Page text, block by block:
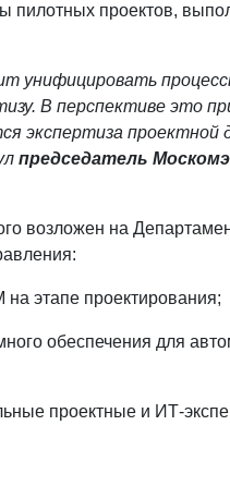
пилотных проектов,
унифицировать
В перспективе это
экспертиза проектной
председатель
возложен на
этапе проектирования;
обеспечения для
проектные и ИТ-